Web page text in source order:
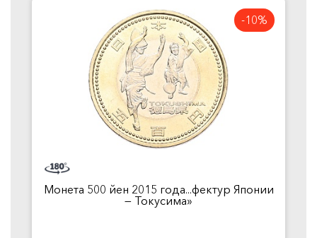
-10%
Монета 500 йен 2015 года...фектур Японии
— Токусима»